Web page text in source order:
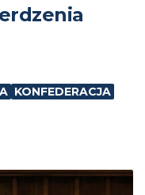
KONFEDERACJA